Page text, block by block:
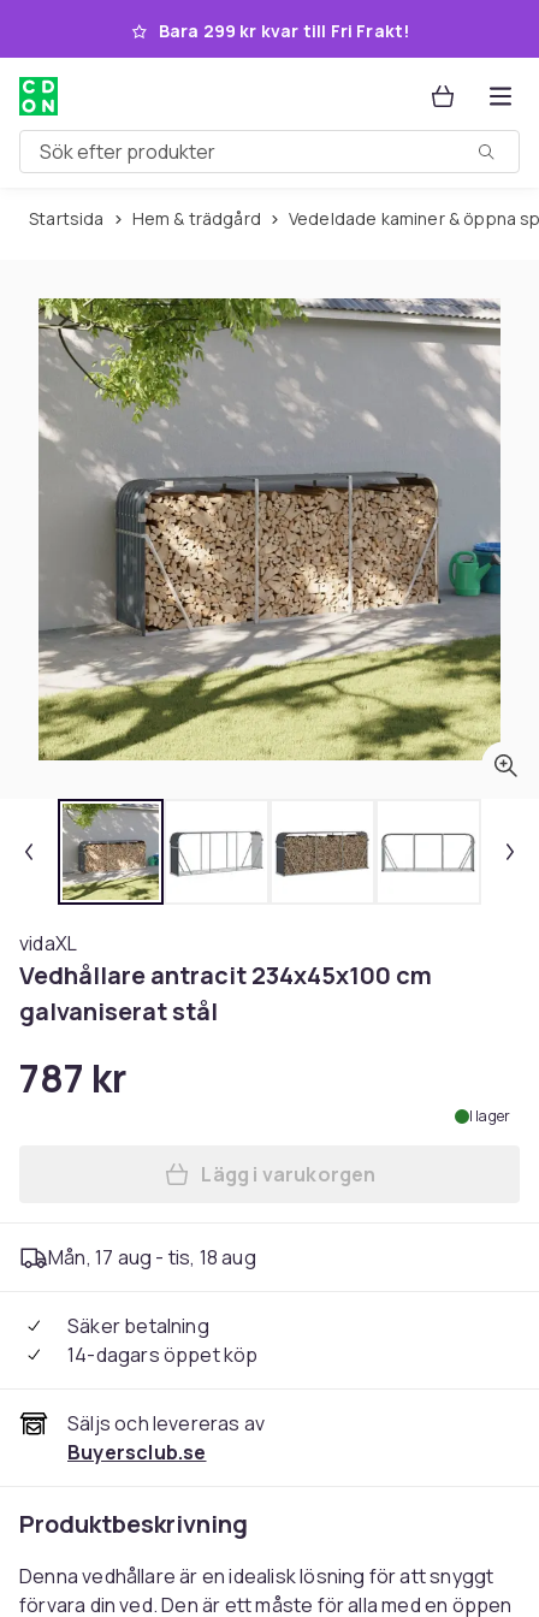
Hoppa till huvudinnehållet
Bara 299 kr kvar till Fri Frakt!
Sök efter produkter
Startsida Hem & trädgård Vedeldade kaminer & öppna
vidaXL
Vedhållare antracit 234x45x100 cm
galvaniserat stål
787 kr
I lager
Lägg till Vedhållare
Lägg i varukorgen
Mån, 17 aug - tis, 18 aug
Säker betalning
14-dagars öppet köp
Säljs och levereras av
Buyersclub.se
Produktbeskrivning
Denna vedhållare är en idealisk lösning för att snyggt
förvara din ved. Den är ett måste för alla med en öppen